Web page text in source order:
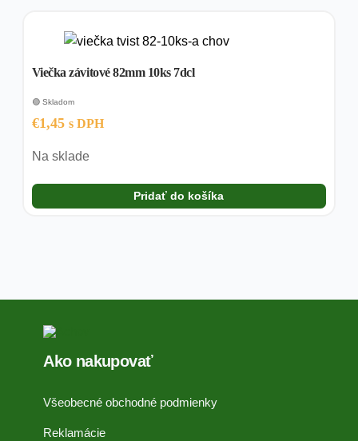
Viečka závitové 82mm 10ks 7dcl
🟢 Skladom
€1,45 s DPH
Na sklade
Pridať do košíka
Ako nakupovať
Všeobecné obchodné podmienky
Reklamácie